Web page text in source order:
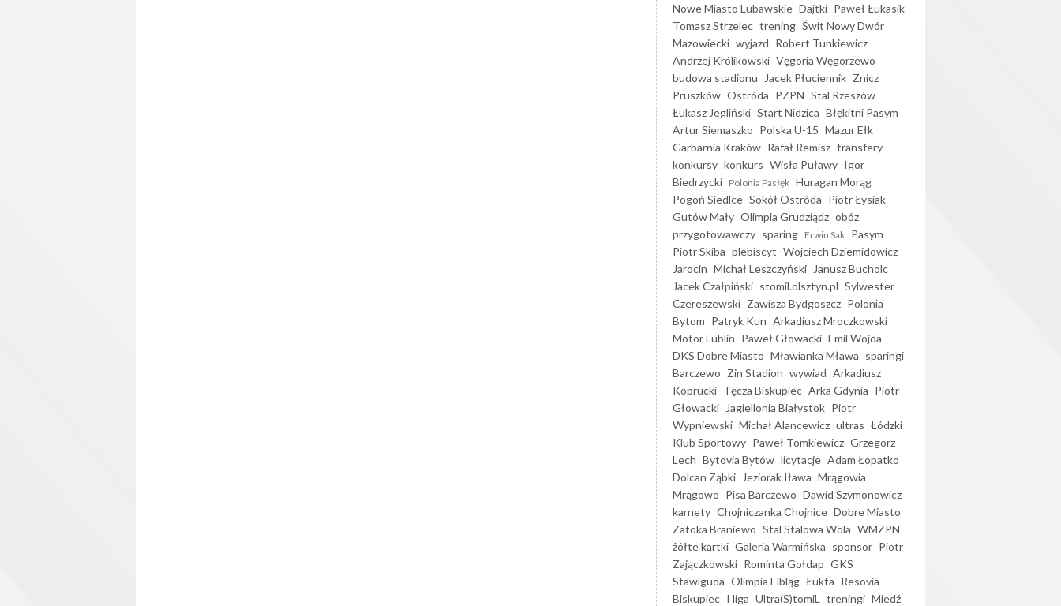
Nowe Miasto Lubawskie Dajtki Paweł Łukasik
Tomasz Strzelec trening Świt Nowy Dwór
Mazowiecki wyjazd Robert Tunkiewicz
Andrzej Królikowski Vęgoria Węgorzewo
budowa stadionu
Jacek Płuciennik Znicz
Pruszków Ostróda PZPN Stal Rzeszów
Łukasz Jegliński Start Nidzica Błękitni Pasym
Artur Siemaszko Polska U-15 Mazur Ełk
Garbarnia Kraków Rafał Remisz transfery
konkursy konkurs Wisła Puławy Igor
Biedrzycki Polonia Pasłęk Huragan Morąg
Pogoń Siedlce Sokół Ostróda Piotr Łysiak
Gutów Mały Olimpia Grudziądz obóz
przygotowawczy sparing Erwin Sak Pasym
Piotr Skiba plebiscyt Wojciech Dziemidowicz
Jarocin Michał Leszczyński
Janusz Bucholc
Jacek Czałpiński stomil.olsztyn.pl Sylwester
Czereszewski Zawisza Bydgoszcz Polonia
Bytom Patryk Kun Arkadiusz Mroczkowski
Motor Lublin Paweł Głowacki Emil Wojda
DKS Dobre Miasto Mławianka Mława sparingi
Barczewo Zin Stadion wywiad Arkadiusz
Koprucki Tęcza Biskupiec Arka Gdynia Piotr
Głowacki
Jagiellonia Białystok Piotr
Wypniewski Michał Alancewicz ultras Łódzki
Klub Sportowy Paweł Tomkiewicz Grzegorz
Lech Bytovia Bytów licytacje Adam Łopatko
Dolcan Ząbki
Jeziorak Iława Mrągowia
Mrągowo Pisa Barczewo Dawid Szymonowicz
karnety Chojniczanka Chojnice Dobre Miasto
Zatoka Braniewo Stal Stalowa Wola WMZPN
żółte kartki Galeria Warmińska sponsor Piotr
Zajączkowski Rominta Gołdap GKS
Stawiguda Olimpia Elbląg Łukta Resovia
Biskupiec I liga Ultra(S)tomiL treningi Miedź